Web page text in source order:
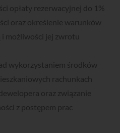
opłaty rezerwacyjnej do 1%
oraz określenie warunków
i możliwości jej zwrotu
wykorzystaniem środków
rachunkach
oraz związanie
z postępem prac